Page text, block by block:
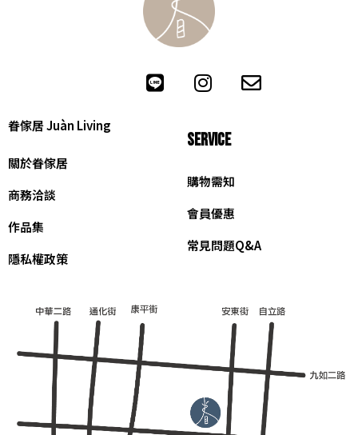
眷傢居 Juàn Living
關於眷傢居
商務洽談
作品集
隱私權政策
SERVICE
購物需知
會員優惠
常見問題Q&A